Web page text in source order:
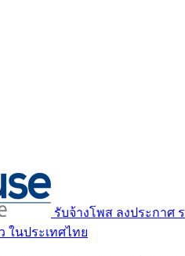
รับจ้างโพส ลงประกาศ
ในประเทศไทย